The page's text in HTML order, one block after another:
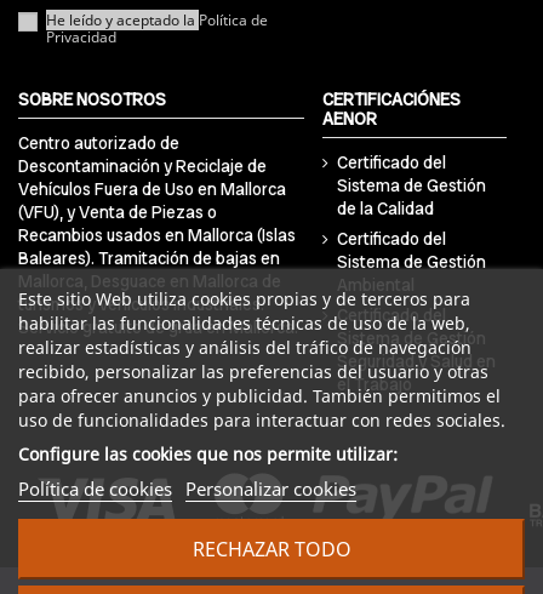
Este sitio Web utiliza cookies propias y de terceros para
habilitar las funcionalidades técnicas de uso de la web,
realizar estadísticas y análisis del tráfico de navegación
recibido, personalizar las preferencias del usuario y otras
para ofrecer anuncios y publicidad. También permitimos el
uso de funcionalidades para interactuar con redes sociales.
Configure las cookies que nos permite utilizar:
Política de cookies Personalizar cookies
RECHAZAR TODO
He leído y aceptado la Política de
Privacidad
SOBRE NOSOTROS
Centro autorizado de
Descontaminación y Reciclaje de
Vehículos Fuera de Uso en Mallorca
(VFU), y Venta de Piezas o
Recambios usados en Mallorca (Islas
Baleares). Tramitación de bajas en
Mallorca, Desguace en Mallorca de
turismos y vehículos industriales.
Servicio gratuito de grúa en Mallorca.
CERTIFICACIÓNES
AENOR
Certificado del
Sistema de Gestión
de la Calidad
Certificado del
Sistema de Gestión
Ambiental
Certificado del
Sistema de Gestión
Seguridad y Salud en
el Trabajo